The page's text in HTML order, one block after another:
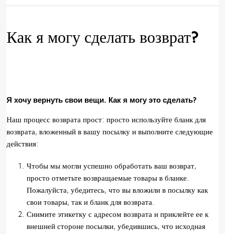
Как я могу сделать возврат?
Я хочу вернуть свои вещи. Как я могу это сделать?
Наш процесс возврата прост: просто используйте бланк для
возврата, вложенный в вашу посылку и выполните следующие
действия:
Чтобы мы могли успешно обработать ваш возврат,
просто отметьте возвращаемые товары в бланке.
Пожалуйста, убедитесь, что вы вложили в посылку как
свои товары, так и бланк для возврата.
Снимите этикетку с адресом возврата и приклейте ее к
внешней стороне посылки, убедившись, что исходная